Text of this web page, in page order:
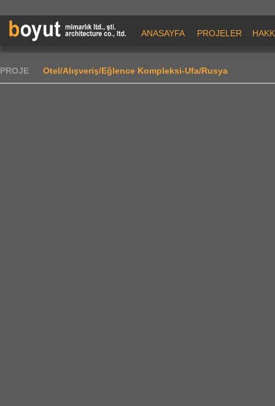
ANASAYFA PROJELER
PROJE Otel/Alışveriş/Eğlence Kompleksi-Ufa/Rusya